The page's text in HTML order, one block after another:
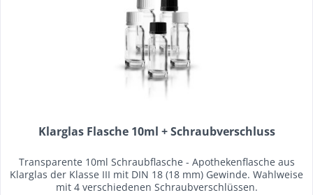
Klarglas Flasche 10ml + Schraubverschluss
Transparente 10ml Schraubflasche - Apothekenflasche aus
Klarglas der Klasse III mit DIN 18 (18 mm) Gewinde. Wahlweise
mit 4 verschiedenen Schraubverschlüssen.